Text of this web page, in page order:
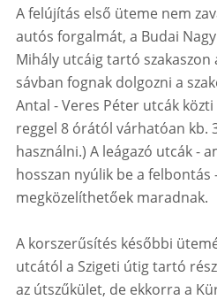
A felújítás első üteme nem
autós forgalmát, a Budai
Mihály utcáig tartó szakaszon
sávban fognak dolgozni a
Antal - Veres Péter utcák
reggel 8 órától várhatóan kb.
használni.) A leágazó utcák -
hosszan nyúlik be a
megközelíthetőek maradnak.
A korszerűsítés későbbi
utcától a Szigeti útig tartó
az útszűkület, de ekkorra a